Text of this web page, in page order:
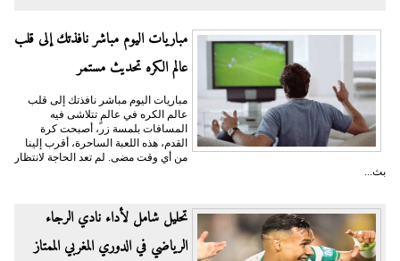
مباريات اليوم مباشر نافذتك إلى قلب
عالم الكره تحديث مستمر
مباريات اليوم مباشر نافذتك إلى قلب
عالم الكره في عالمٍ تتلاشى فيه
المسافات بلمسة زر، أصبحت كرة
القدم، هذه اللعبة الساحرة، أقرب إلينا
من أي وقت مضى. لم تعد الحاجة لانتظار
بث...
تحليل شامل لأداء نادي الرجاء
الرياضي في الدوري المغربي الممتاز